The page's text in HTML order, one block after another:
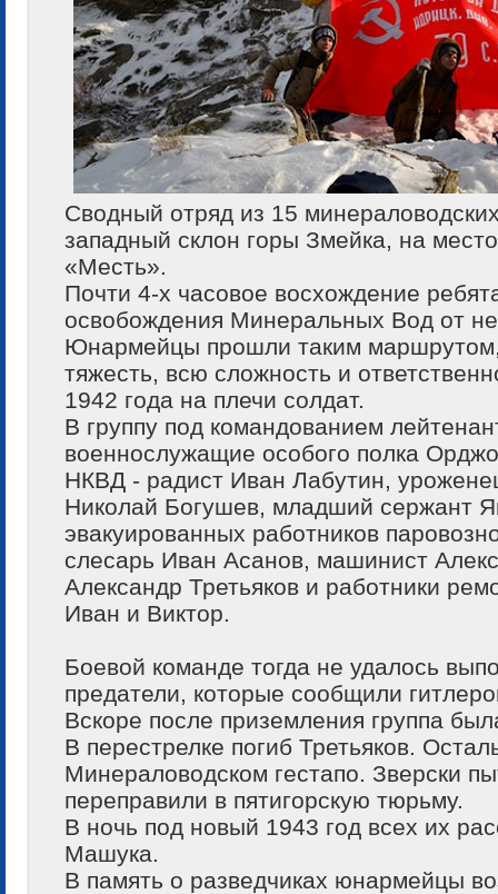
Сводный отряд из 15
западный склон горы Змейка, на
«Месть».
Почти 4-х часовое восхождение
освобождения Минеральных Вод от
Юнармейцы прошли таким маршрутом,
тяжесть, всю сложность и
1942 года на плечи солдат.
В группу под командованием
военнослужащие особого полка
НКВД - радист Иван Лабутин,
Николай Богушев, младший сержант
эвакуированных работников
слесарь Иван Асанов, машинист
Александр Третьяков и работники
Иван и Виктор.
Боевой команде тогда не удалось
предатели, которые сообщили
Вскоре после приземления группа
В перестрелке погиб Третьяков.
Минераловодском гестапо. Зверски
переправили в пятигорскую тюрьму.
В ночь под новый 1943 год всех их
Машука.
В память о разведчиках юнармейцы